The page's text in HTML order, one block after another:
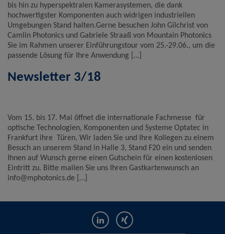
bis hin zu hyperspektralen Kamerasystemen, die dank
hochwertigster Komponenten auch widrigen industriellen
Umgebungen Stand halten.Gerne besuchen John Gilchrist von
Camlin Photonics und Gabriele Straaß von Mountain Photonics
Sie im Rahmen unserer Einführungstour vom 25.-29.06., um die
passende Lösung für Ihre Anwendung […]
Newsletter 3/18
Vom 15. bis 17. Mai öffnet die internationale Fachmesse für
optische Technologien, Komponenten und Systeme Optatec in
Frankfurt ihre Türen. Wir laden Sie und Ihre Kollegen zu einem
Besuch an unserem Stand in Halle 3, Stand F20 ein und senden
Ihnen auf Wunsch gerne einen Gutschein für einen kostenlosen
Eintritt zu. Bitte mailen Sie uns Ihren Gastkartenwunsch an
info@mphotonics.de […]